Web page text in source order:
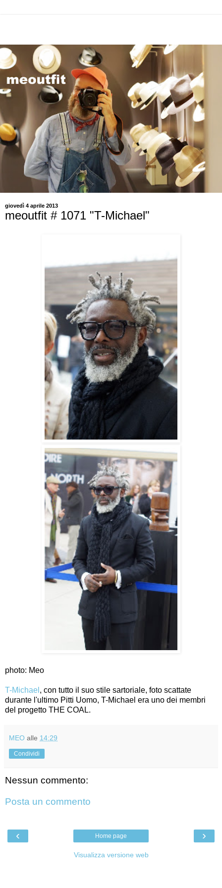
giovedì 4 aprile 2013
meoutfit # 1071 "T-Michael"
photo: Meo
T-Michael , con tutto il suo stile sartoriale, foto scattate
durante l'ultimo Pitti Uomo, T-Michael era uno dei membri
del progetto THE COAL.
MEO alle 14:29
Condividi
Nessun commento:
Posta un commento
‹ ›
Home page
Visualizza versione web